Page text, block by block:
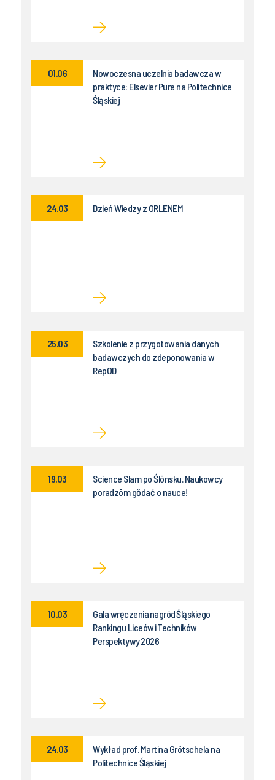
Nowoczesna uczelnia badawcza w
praktyce: Elsevier Pure na Politechnice
Śląskiej
01.06
Dzień Wiedzy z ORLENEM
24.03
Szkolenie z przygotowania danych
badawczych do zdeponowania w
RepOD
25.03
Science Slam po Ślōnsku. Naukowcy
poradzōm gŏdać o nauce!
19.03
Gala wręczenia nagród Śląskiego
Rankingu Liceów i Techników
Perspektywy 2026
10.03
Wykład prof. Martina Grötschela na
Politechnice Śląskiej
24.03